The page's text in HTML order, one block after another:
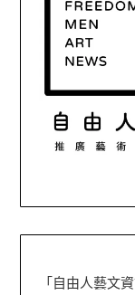
「自由人藝文